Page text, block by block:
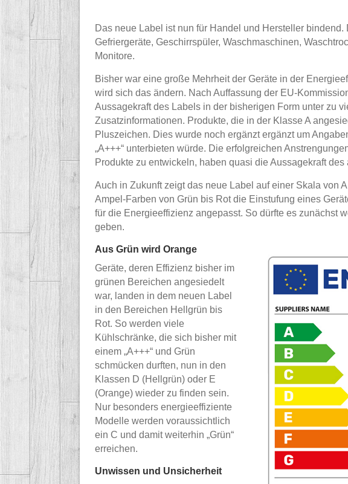
Das neue Label ist nun für Handel und Hersteller bindend.
Gefriergeräte, Geschirrspüler, Waschmaschinen,
Monitore.
Bisher war eine große Mehrheit der Geräte in der
wird sich das ändern. Nach Auffassung der EU-
Aussagekraft des Labels in der bisherigen Form unter zu
Zusatzinformationen. Produkte, die in der Klasse A
Pluszeichen. Dies wurde noch ergänzt ergänzt um
„A+++“ unterbieten würde. Die erfolgreichen
Produkte zu entwickeln, haben quasi die Aussagekraft
Auch in Zukunft zeigt das neue Label auf einer Skala von
Ampel-Farben von Grün bis Rot die Einstufung eines
für die Energieeffizienz angepasst. So dürfte es zunächst
geben.
Aus Grün wird Orange
Geräte, deren Effizienz bisher im
grünen Bereichen angesiedelt
war, landen in dem neuen Label
in den Bereichen Hellgrün bis
Rot. So werden viele
Kühlschränke, die sich bisher mit
einem „A+++“ und Grün
schmücken durften, nun in den
Klassen D (Hellgrün) oder E
(Orange) wieder zu finden sein.
Nur besonders energieeffiziente
Modelle werden voraussichtlich
ein C und damit weiterhin „Grün“
erreichen.
Unwissen und Unsicherheit